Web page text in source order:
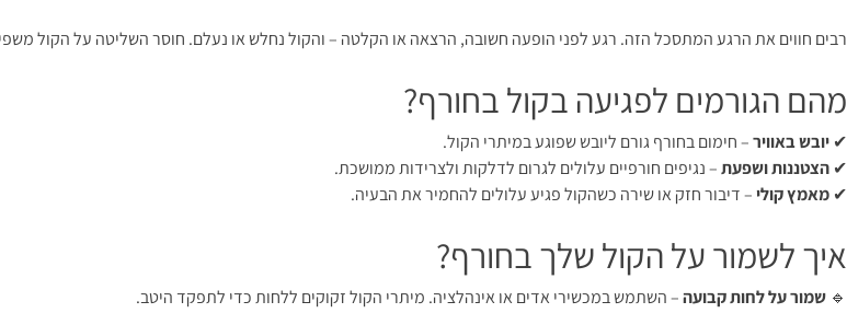
רבים חווים את הרגע המתסכל הזה. רגע לפני הופעה חשובה, הרצאה או הקלטה – והקול נחלש או נעלם. חוסר השליטה על הקול
מהם הגורמים לפגיעה בקול בחורף?
✔ יובש באוויר– חימום בחורף גורם ליובש שפוגע במיתרי הקול.
✔ הצטננות ושפעת– נגיפים חורפיים עלולים לגרום לדלקות ולצרידות ממושכת.
✔ מאמץ קולי– דיבור חזק או שירה כשהקול פגיע עלולים להחמיר את הבעיה.
איך לשמור על הקול שלך בחורף?
🔹 שמור על לחות קבועה– השתמש במכשירי אדים או אינהלציה. מיתרי הקול זקוקים ללחות כדי לתפקד היטב.